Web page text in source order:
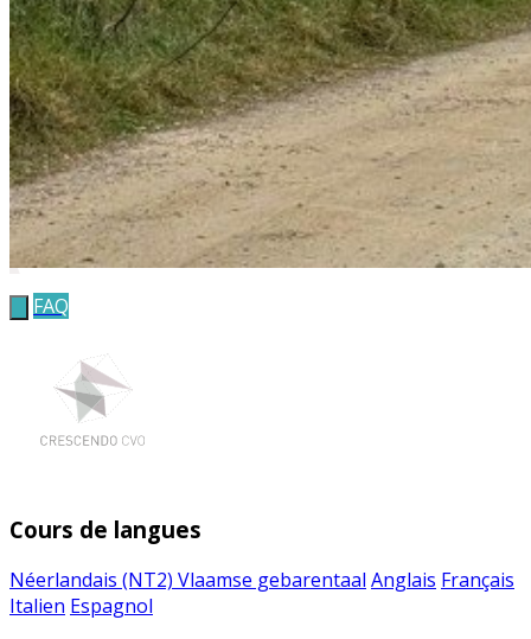
FAQ
Cours de langues
Néerlandais (NT2) Vlaamse gebarentaal Anglais Français
Italien Espagnol